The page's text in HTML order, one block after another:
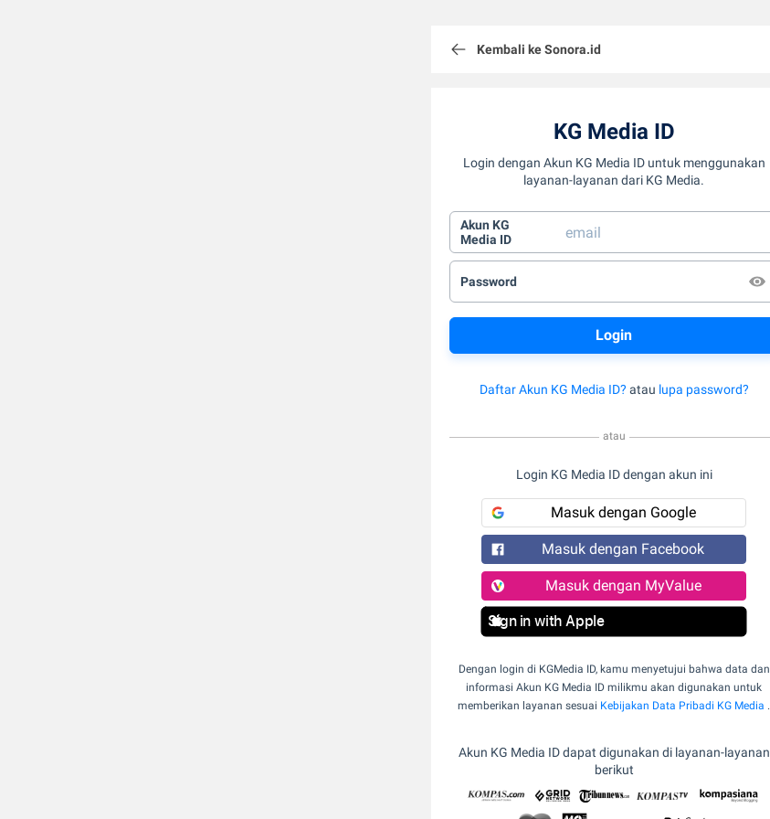
Kembali ke Sonora.id
KG Media ID
Login dengan Akun KG Media ID untuk menggunakan
layanan-layanan dari KG Media.
Akun KG
Media ID
Password
Daftar Akun KG Media ID? atau lupa password?
atau
Login KG Media ID dengan akun ini
Masuk dengan Google
Masuk dengan Facebook
Masuk dengan MyValue
Sign in with Apple
Dengan login di KGMedia ID, kamu menyetujui bahwa data dan
informasi Akun KG Media ID milikmu akan digunakan untuk
memberikan layanan sesuai Kebijakan Data Pribadi KG Media .
Akun KG Media ID dapat digunakan di layanan-layanan
berikut